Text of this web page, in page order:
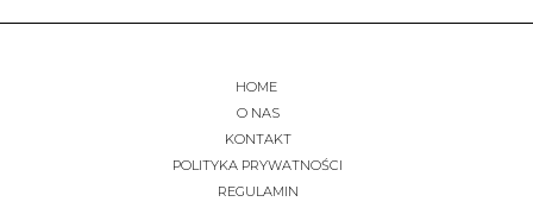
HOME
O NAS
KONTAKT
POLITYKA PRYWATNOŚCI
REGULAMIN